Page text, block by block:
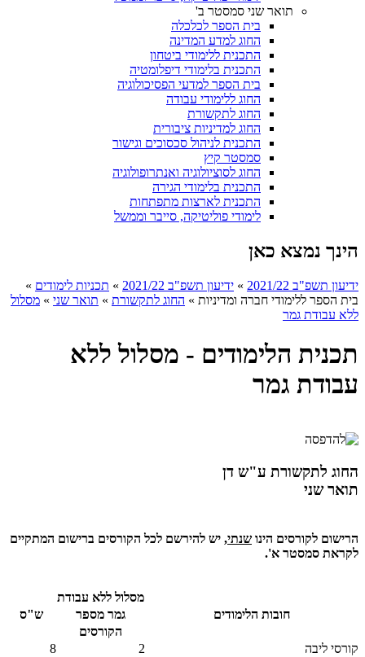
תואר שני סמסטר ב'
בית הספר לכלכלה
החוג למדע המדינה
התכנית ללימודי ביטחון
התכנית בלימודי דיפלומטיה
בית הספר למדעי הפסיכולוגיה
החוג ללימודי עבודה
החוג לתקשורת
החוג למדיניות ציבורית
התכנית לניהול סכסוכים וגישור
סמסטר קיץ
החוג לסוציולוגיה ואנתרופולוגיה
התכנית בלימודי הגירה
התכנית לארצות מתפתחות
לימודי פוליטיקה, סייבר וממשל
הינך נמצא כאן
ידיעון תשפ"ב 2021/22 » ידיעון תשפ"ב 2021/22 » תכניות לימודים »
בית הספר ללימודי חברה ומדיניות » החוג לתקשורת » תואר שני » מסלול
ללא עבודת גמר
תכנית הלימודים - מסלול ללא
עבודת גמר
החוג לתקשורת ע"ש דן
תואר שני
הרישום לקורסים הינו שנתי, יש להירשם לכל הקורסים ברישום המתקיים
לקראת סמסטר א'.
חובות הלימודים
מסלול ללא עבודת
גמר מספר
הקורסים
ש"ס
קורסי ליבה 2
8